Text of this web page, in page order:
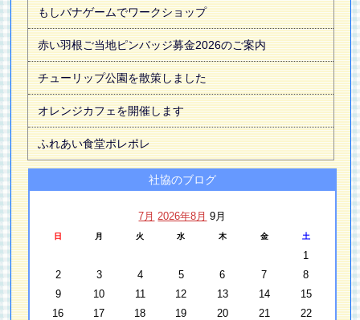
もしバナゲームでワークショップ
赤い羽根ご当地ピンバッジ募金2026のご案内
チューリップ公園を散策しました
オレンジカフェを開催します
ふれあい食堂ポレポレ
社協のブログ
7月 2026年8月 9月
日 月 火 水 木 金 土
1
2
3 4 5 6 7
8
9
10 11 12 13 14
15
16
17 18 19 20 21
22